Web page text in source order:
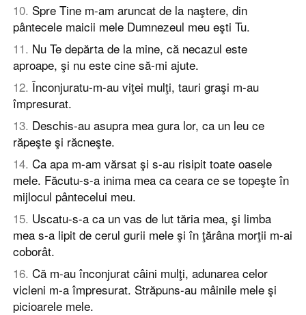
10. Spre Tine m-am aruncat de la naştere, din
pântecele maicii mele Dumnezeul meu eşti Tu.
11. Nu Te depărta de la mine, că necazul este
aproape, şi nu este cine să-mi ajute.
12. Înconjuratu-m-au viţei mulţi, tauri graşi m-au
împresurat.
13. Deschis-au asupra mea gura lor, ca un leu ce
răpeşte şi răcneşte.
14. Ca apa m-am vărsat şi s-au risipit toate oasele
mele. Făcutu-s-a inima mea ca ceara ce se topeşte în
mijlocul pântecelui meu.
15. Uscatu-s-a ca un vas de lut tăria mea, şi limba
mea s-a lipit de cerul gurii mele şi în ţărâna morţii m-ai
coborât.
16. Că m-au înconjurat câini mulţi, adunarea celor
vicleni m-a împresurat. Străpuns-au mâinile mele şi
picioarele mele.